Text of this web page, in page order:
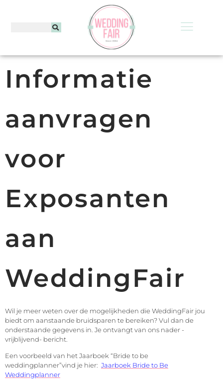
Informatie
aanvragen
voor
Exposanten
aan
WeddingFair
Wil je meer weten over de mogelijkheden die WeddingFair jou
biedt om aanstaande bruidsparen te bereiken? Vul dan de
onderstaande gegevens in. Je ontvangt van ons nader -
vrijblijvend- bericht.
Een voorbeeld van het Jaarboek “Bride to be
weddingplanner”vind je hier: Jaarboek Bride to Be
Weddingplanner